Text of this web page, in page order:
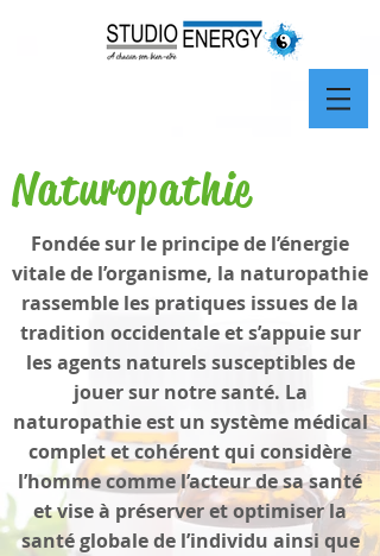
Naturopathie
Fondée sur le principe de l’énergie
vitale de l’organisme, la naturopathie
rassemble les pratiques issues de la
tradition occidentale et s’appuie sur
les agents naturels susceptibles de
jouer sur notre santé. La
naturopathie est un système médical
complet et cohérent qui considère
l’homme comme l’acteur de sa santé
et vise à préserver et optimiser la
santé globale de l’individu ainsi que